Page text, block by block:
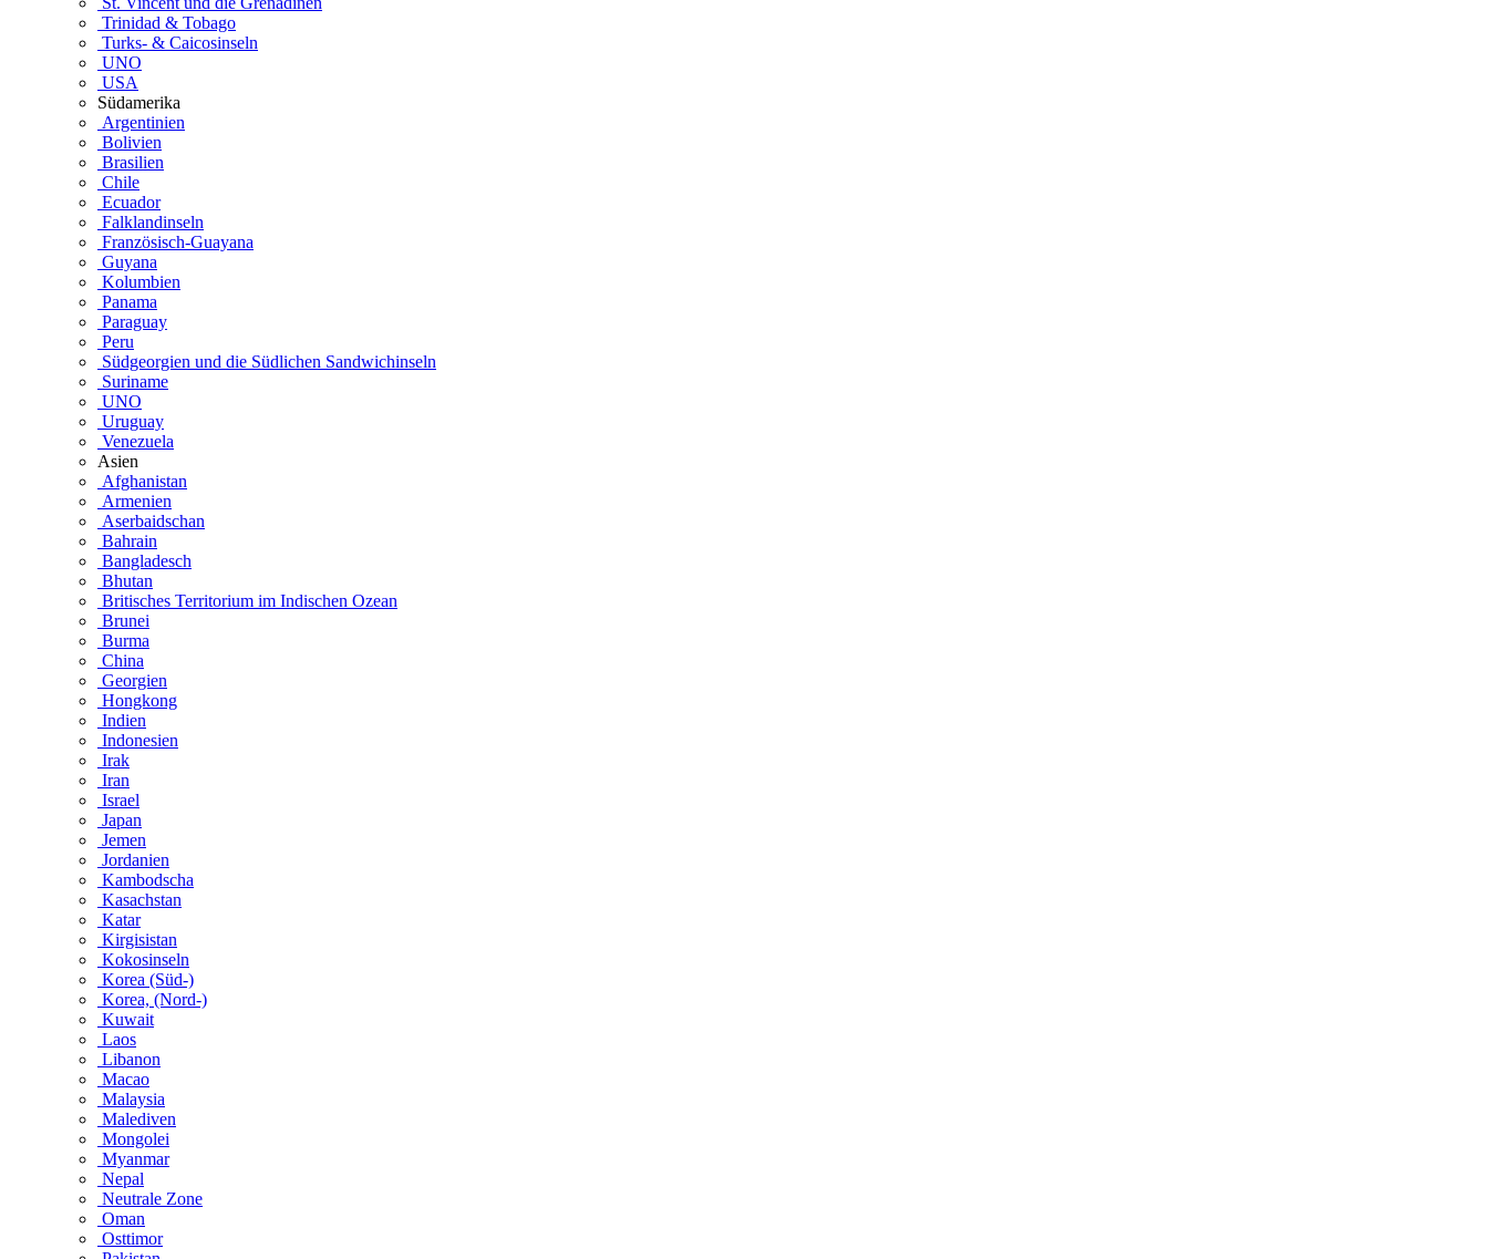
Trinidad & Tobago
Turks- & Caicosinseln
UNO
USA
Südamerika
Argentinien
Bolivien
Brasilien
Chile
Ecuador
Falklandinseln
Französisch-Guayana
Guyana
Kolumbien
Panama
Paraguay
Peru
Südgeorgien und die Südlichen Sandwichinseln
Suriname
UNO
Uruguay
Venezuela
Asien
Afghanistan
Armenien
Aserbaidschan
Bahrain
Bangladesch
Bhutan
Britisches Territorium im Indischen Ozean
Brunei
Burma
China
Georgien
Hongkong
Indien
Indonesien
Irak
Iran
Israel
Japan
Jemen
Jordanien
Kambodscha
Kasachstan
Katar
Kirgisistan
Kokosinseln
Korea (Süd-)
Korea, (Nord-)
Kuwait
Laos
Libanon
Macao
Malaysia
Malediven
Mongolei
Myanmar
Nepal
Neutrale Zone
Oman
Osttimor